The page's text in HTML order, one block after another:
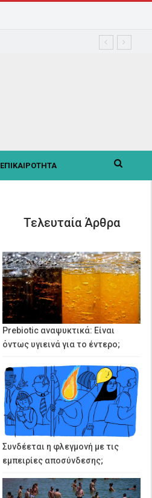
ΕΠΙΚΑΙΡΟΤΗΤΑ
Τελευταία Άρθρα
Prebiotic αναψυκτικά: Είναι
όντως υγιεινά για το έντερο;
Συνδέεται η φλεγμονή με τις
εμπειρίες αποσύνδεσης;